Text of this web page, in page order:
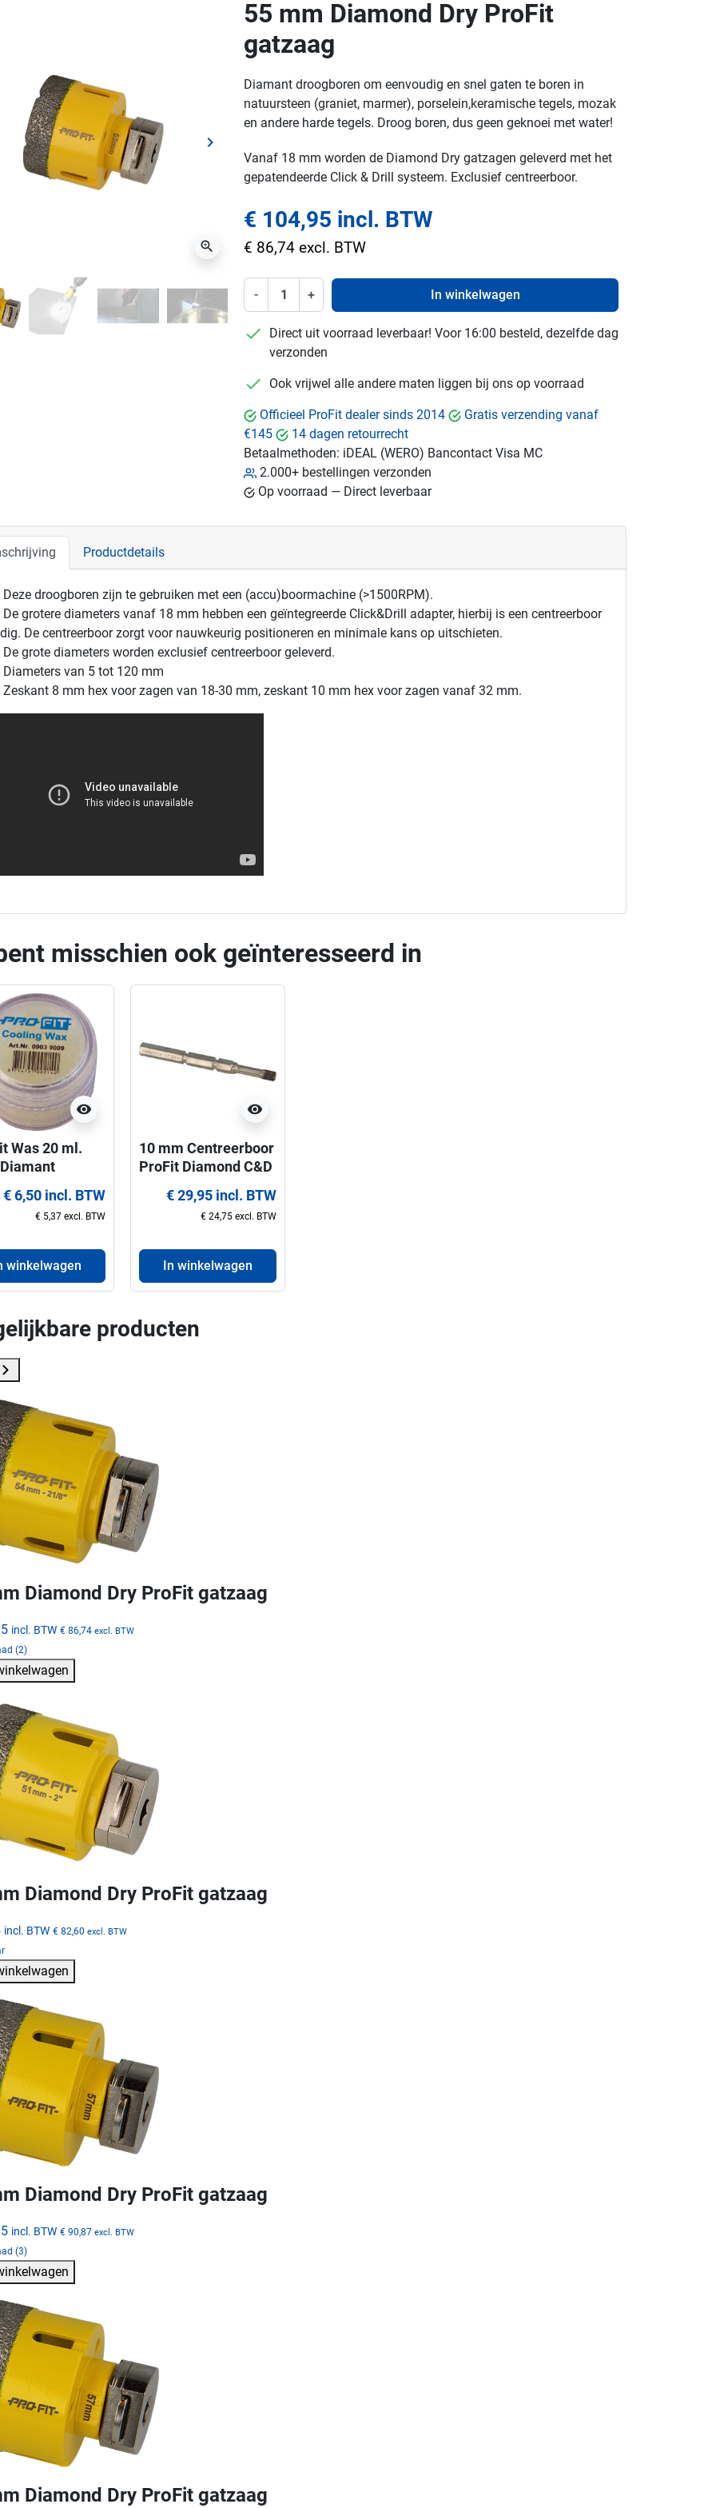
Volgende
keyboard_arrow_right
zoom_in
55 mm Diamond Dry ProFit
gatzaag
Diamant droogboren om eenvoudig en snel gaten te boren in
natuursteen (graniet, marmer), porselein,keramische tegels, mozak
en andere harde tegels. Droog boren, dus geen geknoei met water!
Vanaf 18 mm worden de Diamond Dry gatzagen geleverd met het
gepatendeerde Click & Drill systeem. Exclusief centreerboor.
€ 104,95 incl. BTW
€ 86,74 excl. BTW
- + In winkelwagen
checkmark
Direct uit voorraad leverbaar! Voor 16:00 besteld, dezelfde dag
verzonden
checkmark
Ook vrijwel alle andere maten liggen bij ons op voorraad
Officieel ProFit dealer sinds 2014
Gratis verzending vanaf
€145
14 dagen retourrecht
Betaalmethoden: iDEAL (WERO) Bancontact Visa MC
2.000+ bestellingen verzonden
Op voorraad — Direct leverbaar
Productdetails
Deze droogboren zijn te gebruiken met een (accu)boormachine (>1500RPM).
De grotere diameters vanaf 18 mm hebben een geïntegreerde Click&Drill adapter, hierbij is een centreerboor
De centreerboor zorgt voor nauwkeurig positioneren en minimale kans op uitschieten.
De grote diameters worden exclusief centreerboor geleverd.
Diameters van 5 tot 120 mm
Zeskant 8 mm hex voor zagen van 18-30 mm, zeskant 10 mm hex voor zagen vanaf 32 mm.
misschien ook geïnteresseerd in
visibility
Was 20 ml.
€ 6,50 incl. BTW
€ 5,37 excl. BTW
winkelwagen
visibility
10 mm Centreerboor
ProFit Diamond C&D
€ 29,95 incl. BTW
€ 24,75 excl. BTW
In winkelwagen
producten
Diamond Dry ProFit gatzaag
incl. BTW € 86,74 excl. BTW
(2)
Diamond Dry ProFit gatzaag
incl. BTW € 82,60 excl. BTW
Diamond Dry ProFit gatzaag
incl. BTW € 90,87 excl. BTW
(3)
Diamond Dry ProFit gatzaag